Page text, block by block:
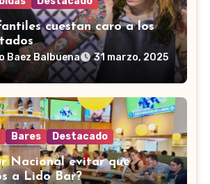
cuestan caro a los
Baez Balbuena 31 marzo, 2025
Bares Destacado
Nacional evitar que
a Lido Bar?